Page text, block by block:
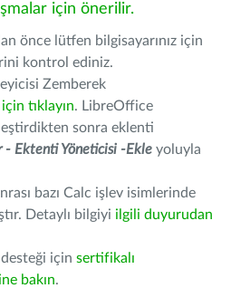
için önerilir.
önce lütfen bilgisayarınız için
kontrol ediniz.
Zemberek
tıklayın. LibreOffice
sonra eklenti
- Ektenti Yöneticisi -Ekle yoluyla
bazı Calc işlev isimlerinde
Detaylı bilgiyi ilgili duyurudan
için sertifikalı
bakın.